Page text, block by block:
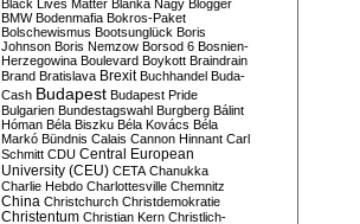
Black Lives Matter Blanka Nagy Blogger
BMW Bodenmafia Bokros-Paket
Bolschewismus Bootsunglück Boris
Johnson Boris Nemzow Borsod 6 Bosnien-
Herzegowina Boulevard Boykott Braindrain
Brand Bratislava Brexit Buchhandel Buda-
Cash Budapest Budapest Pride
Bulgarien Bundestagswahl Burgberg Bálint
Hóman Béla Biszku Béla Kovács Béla
Markó Bündnis Calais Cannon Hinnant Carl
Schmitt CDU Central European
University (CEU) CETA Chanukka
Charlie Hebdo Charlottesville Chemnitz
China Christchurch Christdemokratie
Christentum Christian Kern Christlich-